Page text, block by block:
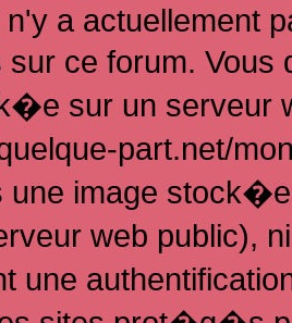
n'y a actuellement
sur ce forum.
sur un serveur
part.net/
une image
web public),
une